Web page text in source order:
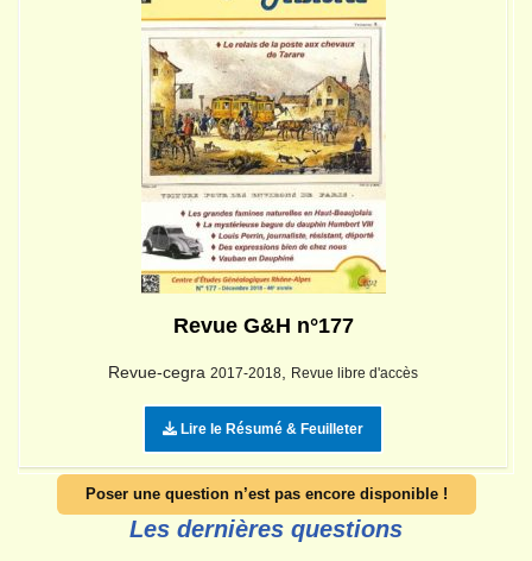
Revue G&H n°177
Revue-cegra 2017-2018 Revue libre d'accès
Lire le Résumé & Feuilleter
Poser une question n’est pas encore disponible !
Les dernières questions